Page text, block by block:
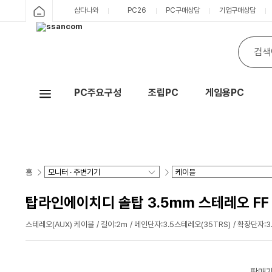
샵다나와 PC26 PC구매상담 기업구매상담
PC주요구성 조립PC 게임용PC
홈
탑라인에이치디 솔탑 3.5mm 스테레오
스테레오(AUX) 케이블 길이:2m 메인단자:3.5스테레오(35TRS) 확장단자